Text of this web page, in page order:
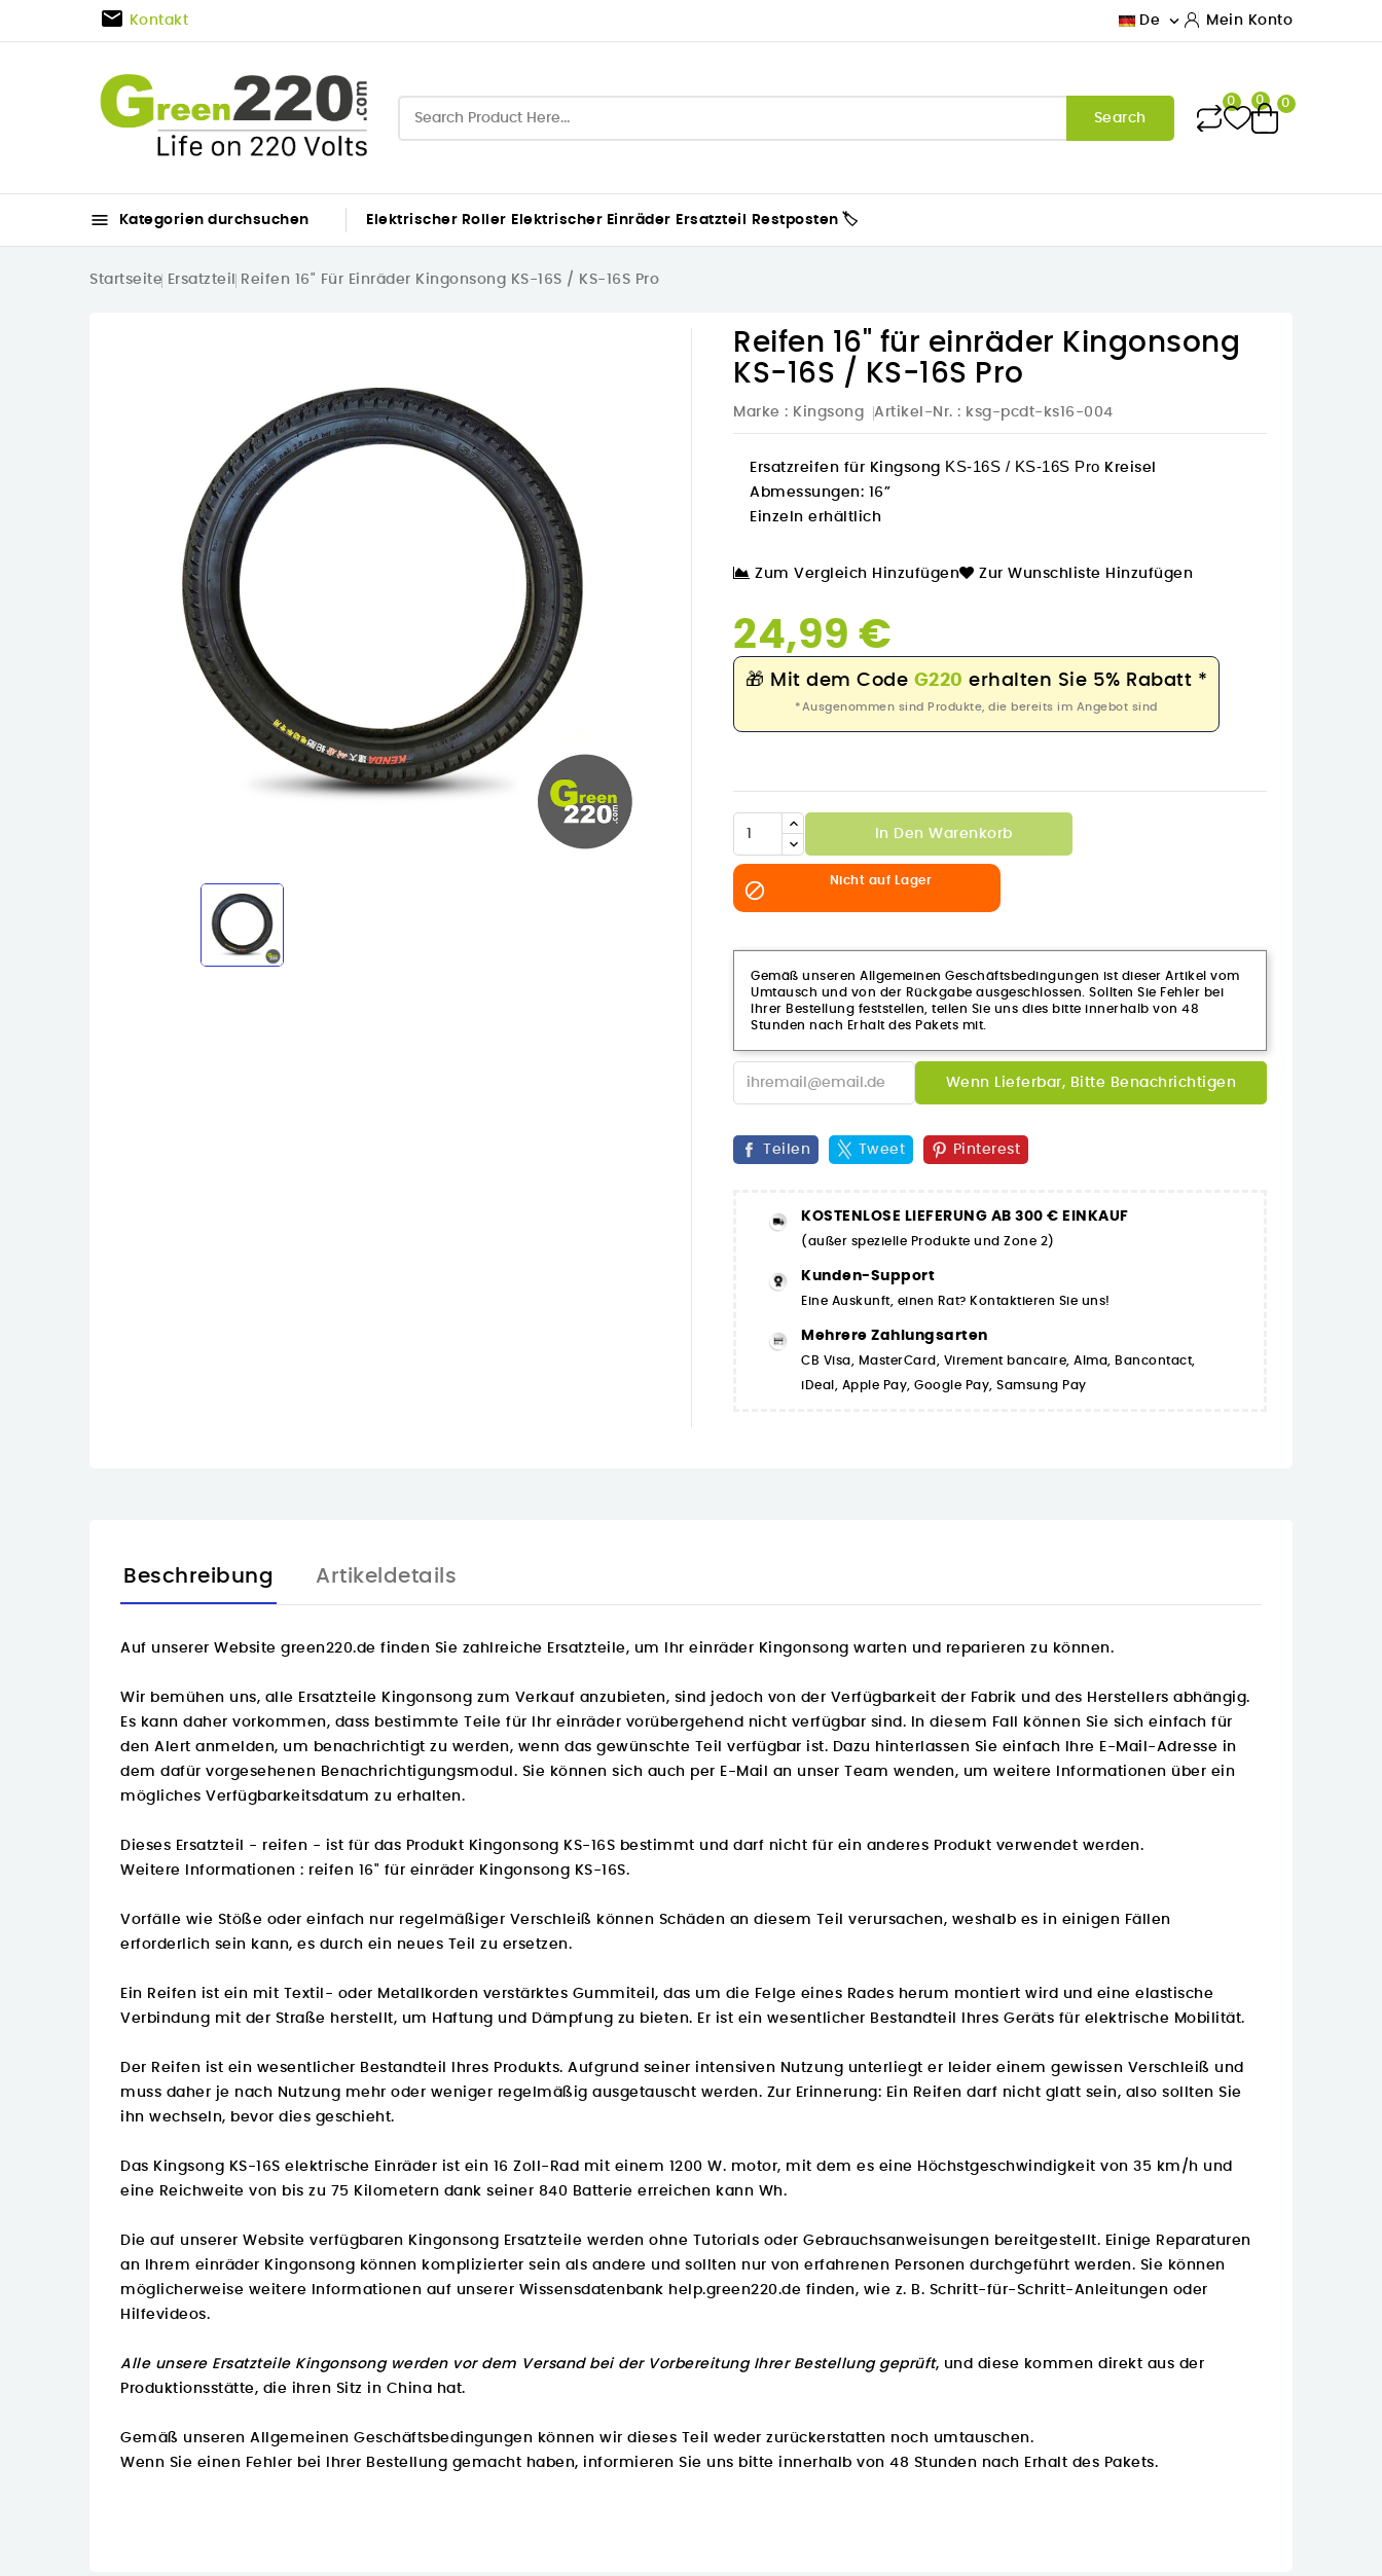
 Kontakt De  Mein Konto
Search
0 0 0
 Kategorien durchsuchen Elektrischer Roller Elektrischer Einräder Ersatzteil Restposten 🏷️
Startseite Ersatzteil Reifen 16" Für Einräder Kingonsong KS-16S / KS-16S Pro

Reifen 16" für einräder Kingonsong
KS-16S / KS-16S Pro
Marke : Kingsong Artikel-Nr. : ksg-pcdt-ks16-004
Ersatzreifen für Kingsong KS-16S / KS-16S Pro Kreisel
Abmessungen: 16”
Einzeln erhältlich
Zum Vergleich Hinzufügen Zur Wunschliste Hinzufügen
24,99 €
🎁 Mit dem Code G220 erhalten Sie 5% Rabatt *
*Ausgenommen sind Produkte, die bereits im Angebot sind
In Den Warenkorb
 Nicht auf Lager
Gemäß unseren Allgemeinen Geschäftsbedingungen ist dieser Artikel vom
Umtausch und von der Rückgabe ausgeschlossen. Sollten Sie Fehler bei
Ihrer Bestellung feststellen, teilen Sie uns dies bitte innerhalb von 48
Stunden nach Erhalt des Pakets mit.
Wenn Lieferbar, Bitte Benachrichtigen
Teilen Tweet Pinterest
KOSTENLOSE LIEFERUNG AB 300 € EINKAUF
(außer spezielle Produkte und Zone 2)
Kunden-Support
Eine Auskunft, einen Rat? Kontaktieren Sie uns!
Mehrere Zahlungsarten
CB Visa, MasterCard, Virement bancaire, Alma, Bancontact,
iDeal, Apple Pay, Google Pay, Samsung Pay
Beschreibung Artikeldetails
Auf unserer Website green220.de finden Sie zahlreiche Ersatzteile, um Ihr einräder Kingonsong warten und reparieren zu können.
Wir bemühen uns, alle Ersatzteile Kingonsong zum Verkauf anzubieten, sind jedoch von der Verfügbarkeit der Fabrik und des Herstellers abhängig.
Es kann daher vorkommen, dass bestimmte Teile für Ihr einräder vorübergehend nicht verfügbar sind. In diesem Fall können Sie sich einfach für
den Alert anmelden, um benachrichtigt zu werden, wenn das gewünschte Teil verfügbar ist. Dazu hinterlassen Sie einfach Ihre E-Mail-Adresse in
dem dafür vorgesehenen Benachrichtigungsmodul. Sie können sich auch per E-Mail an unser Team wenden, um weitere Informationen über ein
mögliches Verfügbarkeitsdatum zu erhalten.
Dieses Ersatzteil - reifen - ist für das Produkt Kingonsong KS-16S bestimmt und darf nicht für ein anderes Produkt verwendet werden.
Weitere Informationen : reifen 16" für einräder Kingonsong KS-16S.
Vorfälle wie Stöße oder einfach nur regelmäßiger Verschleiß können Schäden an diesem Teil verursachen, weshalb es in einigen Fällen
erforderlich sein kann, es durch ein neues Teil zu ersetzen.
Ein Reifen ist ein mit Textil- oder Metallkorden verstärktes Gummiteil, das um die Felge eines Rades herum montiert wird und eine elastische
Verbindung mit der Straße herstellt, um Haftung und Dämpfung zu bieten. Er ist ein wesentlicher Bestandteil Ihres Geräts für elektrische Mobilität.
Der Reifen ist ein wesentlicher Bestandteil Ihres Produkts. Aufgrund seiner intensiven Nutzung unterliegt er leider einem gewissen Verschleiß und
muss daher je nach Nutzung mehr oder weniger regelmäßig ausgetauscht werden. Zur Erinnerung: Ein Reifen darf nicht glatt sein, also sollten Sie
ihn wechseln, bevor dies geschieht.
Das Kingsong KS-16S elektrische Einräder ist ein 16 Zoll-Rad mit einem 1200 W. motor, mit dem es eine Höchstgeschwindigkeit von 35 km/h und
eine Reichweite von bis zu 75 Kilometern dank seiner 840 Batterie erreichen kann Wh.
Die auf unserer Website verfügbaren Kingonsong Ersatzteile werden ohne Tutorials oder Gebrauchsanweisungen bereitgestellt. Einige Reparaturen
an Ihrem einräder Kingonsong können komplizierter sein als andere und sollten nur von erfahrenen Personen durchgeführt werden. Sie können
möglicherweise weitere Informationen auf unserer Wissensdatenbank help.green220.de finden, wie z. B. Schritt-für-Schritt-Anleitungen oder
Hilfevideos.
Alle unsere Ersatzteile Kingonsong werden vor dem Versand bei der Vorbereitung Ihrer Bestellung geprüft, und diese kommen direkt aus der
Produktionsstätte, die ihren Sitz in China hat.
Gemäß unseren Allgemeinen Geschäftsbedingungen können wir dieses Teil weder zurückerstatten noch umtauschen.
Wenn Sie einen Fehler bei Ihrer Bestellung gemacht haben, informieren Sie uns bitte innerhalb von 48 Stunden nach Erhalt des Pakets.